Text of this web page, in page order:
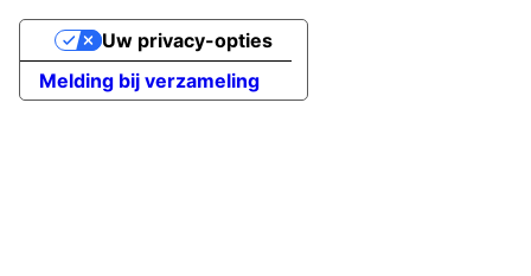
Melding bij verzameling
Uw privacy-opties